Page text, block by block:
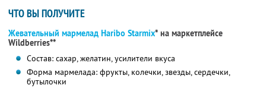
ЧТО ВЫ ПОЛУЧИТЕ
Жевательный мармелад Haribo Starmix* на маркетплейсе
Wildberries**
Состав: сахар, желатин, усилители вкуса
Форма мармелада: фрукты, колечки, звезды, сердечки,
бутылочки